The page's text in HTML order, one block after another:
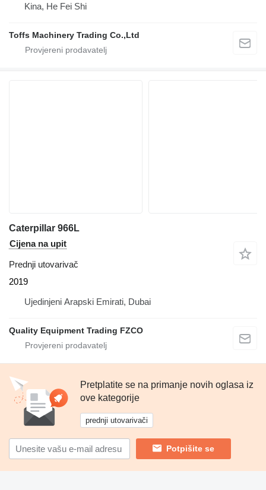
Kina, He Fei Shi
Toffs Machinery Trading Co.,Ltd
Caterpillar 966L
Cijena na upit
Prednji utovarivač
2019
Ujedinjeni Arapski Emirati, Dubai
Quality Equipment Trading FZCO
Pretplatite se na primanje novih oglasa iz
ove kategorije
prednji utovarivači
Potpišite se